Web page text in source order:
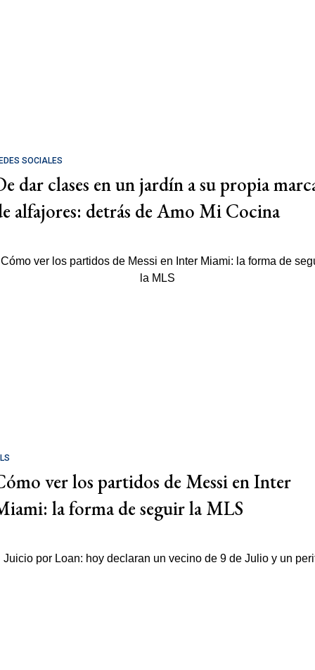
SOCIALES
dar clases en un jardín a su propia
alfajores: detrás de Amo Mi Cocina
ver los partidos de Messi en Inter
la forma de seguir la MLS